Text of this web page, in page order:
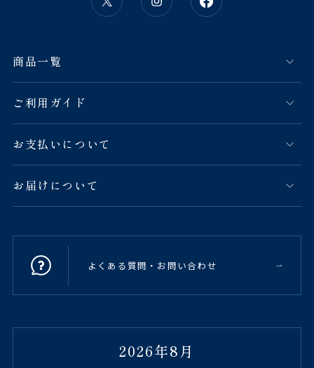
商品一覧
ご利用ガイド
お支払いについて
お届けについて
よくある質問・お問い合わせ
2026年8月